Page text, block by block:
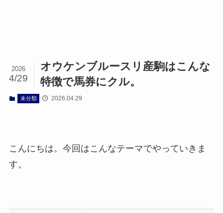
オウケンブルースリ産駒はこんな
特徴で馬券にクル。
2026
4/29
未分類 2026.04.29
こんにちは。今回はこんなテーマでやっていきま
す。